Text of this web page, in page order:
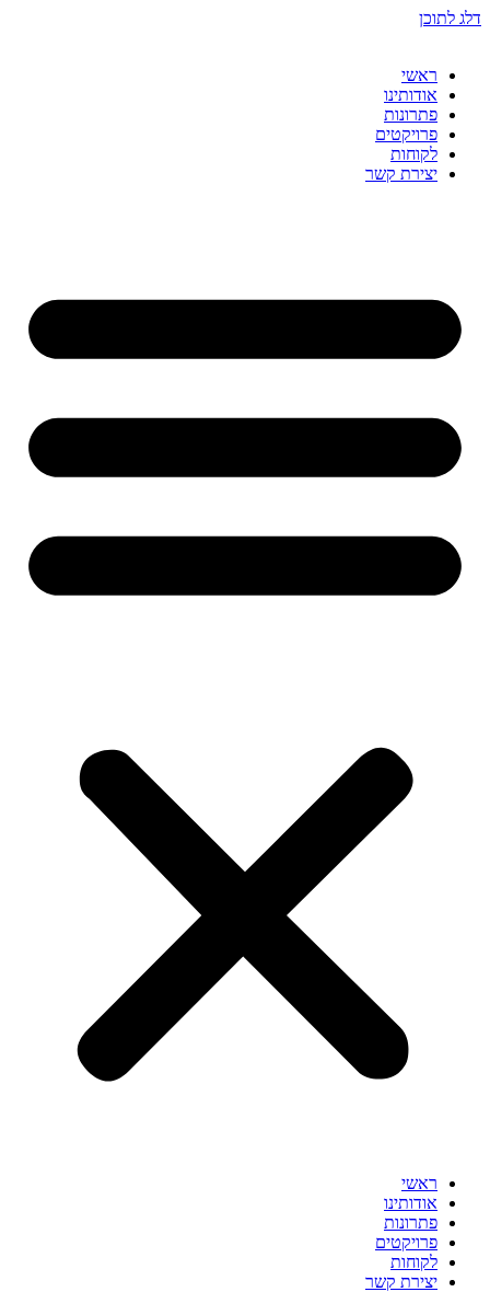
שִׂים
לֵב:
מֻפְעֶלֶת
מַעֲרֶכֶת
הַמְּסַיַּעַת
לִנְגִישׁוּת
דלג לתוכן
ראשי
אודותינו
פתרונות
פרויקטים
לקוחות
יצירת קשר
ראשי
אודותינו
פתרונות
פרויקטים
לקוחות
יצירת קשר